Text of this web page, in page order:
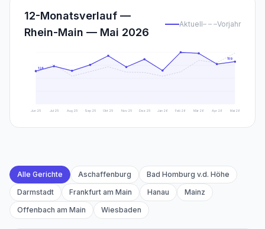
12-Monatsverlauf —
Rhein-Main — Mai 2026
Aktuell Vorjahr
Jun 25 Jul 25 Aug 25 Sep 25 Okt 25 Nov 25 Dez 25 Jan 26 Feb 26 Mär 26 Apr 26 Mai 26
124
159
Alle Gerichte Aschaffenburg
Bad Homburg v.d. Höhe
Darmstadt
Frankfurt am Main Hanau
Mainz
Offenbach am Main
Wiesbaden